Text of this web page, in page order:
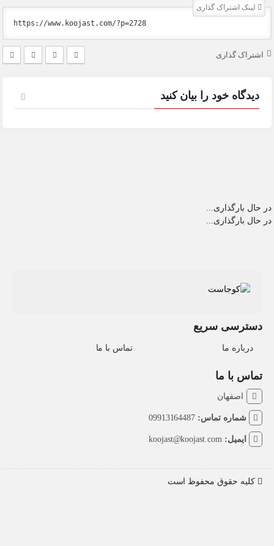
لینک اشتراک گذاری
اشتراک گذاری
دیدگاه خود را بیان کنید
در حال بارگذاری...
در حال بارگذاری...
دسترسی سریع
درباره ما تماس با ما
تماس با ما
اصفهان
شماره تماس: 09913164487
ایمیل:koojast@koojast.com
کلیه حقوق محفوظ است